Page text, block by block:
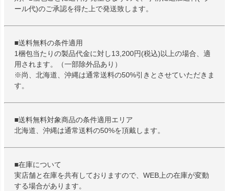
ール代)のご承認を得た上で発送致します。
■送料無料の条件適用
1梱包当たりの製品代金に対し13,200円(税込)以上の場合、適
用されます。（一部除外品あり）
※尚、北海道、沖縄は通常送料の50%引きとさせていただきま
す。
■送料無料対象商品の条件適用エリア
北海道、沖縄は通常送料の50%を頂戴します。
■在庫について
実店舗と在庫を共有しておりますので、WEB上の在庫が変動
する場合があります。